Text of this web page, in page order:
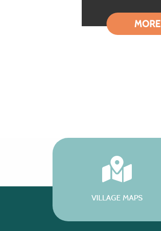
MORE
VILLAGE MAPS